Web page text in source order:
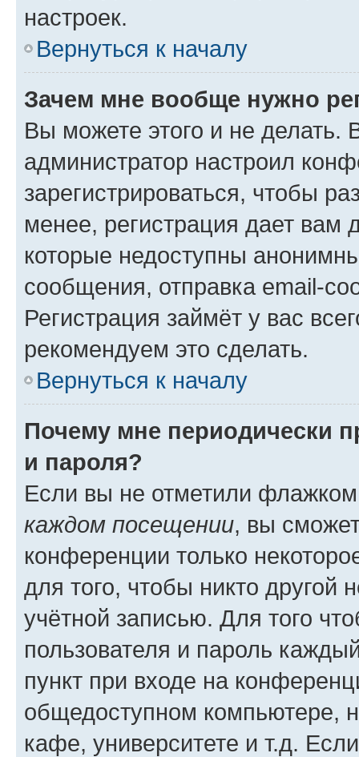
настроек.
Вернуться к началу
Зачем мне вообще нужно
Вы можете этого и не делать.
администратор настроил
зарегистрироваться, чтобы
менее, регистрация дает вам
которые недоступны
сообщения, отправка email-
Регистрация займёт у вас
рекомендуем это сделать.
Вернуться к началу
Почему мне периодически
и пароля?
Если вы не отметили
каждом посещении, вы
конференции только
для того, чтобы никто другой
учётной записью. Для того
пользователя и пароль
пункт при входе на
общедоступном компьютере,
кафе, университете и т.д.